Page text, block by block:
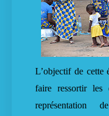
L’objectif de cette
faire ressortir les
représentation